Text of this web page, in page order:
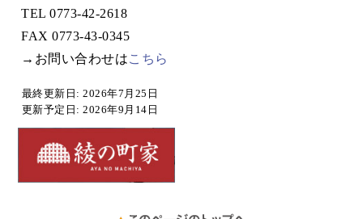
TEL 0773-42-2618
FAX 0773-43-0345
→お問い合わせはこちら
最終更新日: 2026年7月25 日
更新予定日: 2026年9月14 日